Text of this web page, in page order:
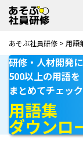
あそぶ社員研修 > 用語
研修・人材開発
500以上の用語を
まとめてチェック
用語集
ダウンロ